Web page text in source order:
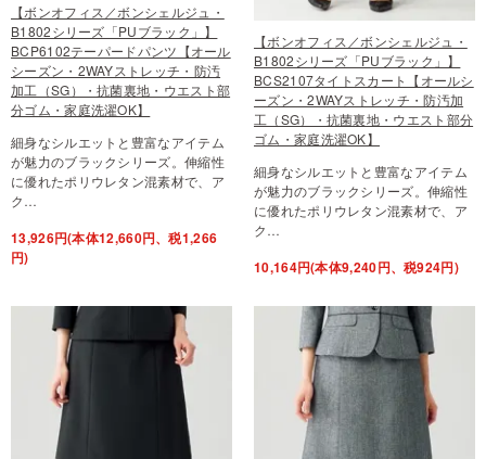
【ボンオフィス／ボンシェルジュ・
B1802シリーズ「PUブラック」】
BCP6102テーパードパンツ【オール
シーズン・2WAYストレッチ・防汚
加工（SG）・抗菌裏地・ウエスト部
分ゴム・家庭洗濯OK】
細身なシルエットと豊富なアイテム
が魅力のブラックシリーズ。伸縮性
に優れたポリウレタン混素材で、ア
ク…
13,926円(本体12,660円、税1,266
円)
【ボンオフィス／ボンシェルジュ・
B1802シリーズ「PUブラック」】
BCS2107タイトスカート【オールシ
ーズン・2WAYストレッチ・防汚加
工（SG）・抗菌裏地・ウエスト部分
ゴム・家庭洗濯OK】
細身なシルエットと豊富なアイテム
が魅力のブラックシリーズ。伸縮性
に優れたポリウレタン混素材で、ア
ク…
10,164円(本体9,240円、税924円)